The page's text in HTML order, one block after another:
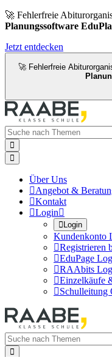
🚀 Fehlerfreie
Planungssoftware
Jetzt entdecken
🚀 Fehlerfreie


Über Uns
Angebot &
Kontakt
Login
Login
Kundenkonto
Registrieren
EduPage
RAAbits
Einzelkäufe
Schulleitung
